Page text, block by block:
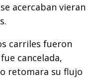
acercaban vieran
carriles fueron
cancelada,
retomara su flujo